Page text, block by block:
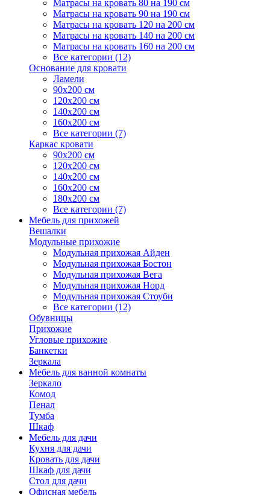
Матрасы на кровать 80 на 190 см
Матрасы на кровать 90 на 190 см
Матрасы на кровать 120 на 200 см
Матрасы на кровать 140 на 200 см
Матрасы на кровать 160 на 200 см
Все категории (12)
Основание для кровати
Ламели
90х200 см
120х200 см
140х200 см
160х200 см
Все категории (7)
Каркас кровати
90х200 см
120х200 см
140х200 см
160х200 см
180х200 см
Все категории (7)
Мебель для прихожей
Вешалки
Модульные прихожие
Модульная прихожая Айден
Модульная прихожая Бостон
Модульная прихожая Вега
Модульная прихожая Норд
Модульная прихожая Стоуби
Все категории (12)
Обувницы
Прихожие
Угловые прихожие
Банкетки
Зеркала
Мебель для ванной комнаты
Зеркало
Комод
Пенал
Тумба
Шкаф
Мебель для дачи
Кухня для дачи
Кровать для дачи
Шкаф для дачи
Стол для дачи
Офисная мебель